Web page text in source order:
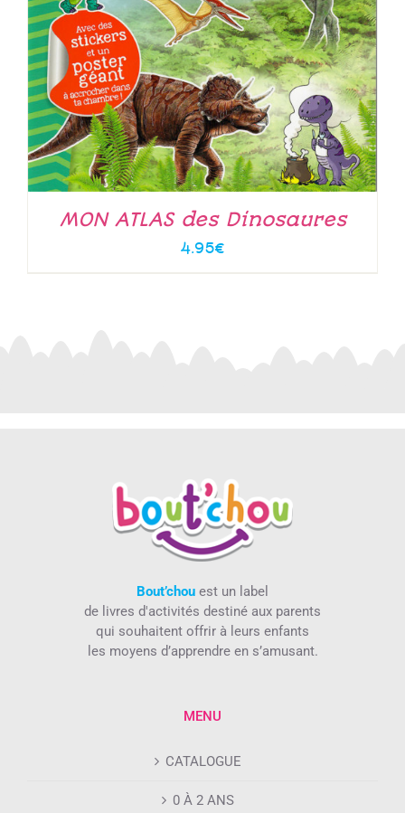
MON ATLAS des Dinosaures
4.95€
Bout’chou est un label
de livres d'activités destiné aux parents
qui souhaitent offrir à leurs enfants
les moyens d’apprendre en s’amusant.
MENU
CATALOGUE
0 À 2 ANS